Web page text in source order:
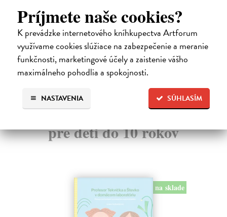
Príjmete naše cookies?
K prevádzke internetového kníhkupectva Artforum
využívame cookies slúžiace na zabezpečenie a meranie
funkčnosti, marketingové účely a zaistenie vášho
maximálneho pohodlia a spokojnosti.
SÚHLASÍM
NASTAVENIA
12,00 € ?
Ďalšie z kategórie náučné knihy
pre deti do 10 rokov
na sklade